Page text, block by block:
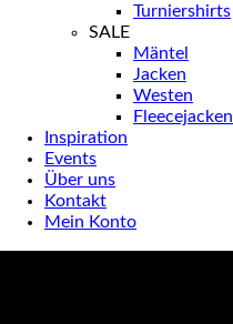
Turniershirts
SALE
Mäntel
Jacken
Westen
Fleecejacken
Inspiration
Events
Über uns
Kontakt
Mein Konto